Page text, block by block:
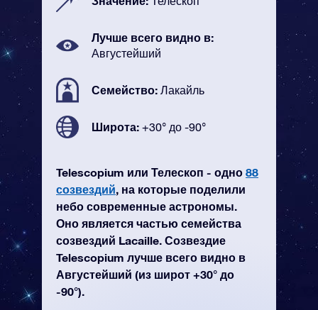
Лучше всего видно в:
Августейший
Семейство: Лакайль
Широта: +30° до -90°
Telescopium или Телескоп - одно 88
созвездий, на которые поделили
небо современные астрономы.
Оно является частью семейства
созвездий Lacaille. Созвездие
Telescopium лучше всего видно в
Августейший (из широт +30° до
-90°).